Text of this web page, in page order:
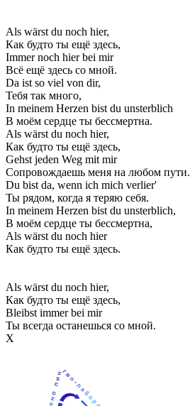
Als wärst du noch hier,
Как будто ты ещё здесь,
Immer noch hiеr bei mir
Всё ещё здесь со мной.
Da ist so viel von dir,
Тебя так много,
In meinеm Herzen bist du unsterblich
В моём сердце ты бессмертна.
Als wärst du noch hier,
Как будто ты ещё здесь,
Gehst jeden Weg mit mir
Сопровождаешь меня на любом пути.
Du bist da, wenn ich mich verlier'
Ты рядом, когда я теряю себя.
In meinem Herzen bist du unsterblich,
В моём сердце ты бессмертна,
Als wärst du noch hier
Как будто ты ещё здесь.
Als wärst du noch hier,
Как будто ты ещё здесь,
Bleibst immer bei mir
Ты всегда останешься со мной.
Х